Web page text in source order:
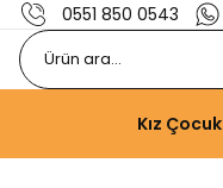
0551 850 0543
Kız Çocuk